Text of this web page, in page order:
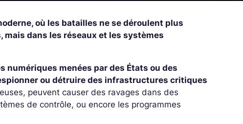
où les batailles ne se déroulent plus
dans les réseaux et les systèmes
numériques menées par des États ou des
ou détruire des infrastructures critiques
peuvent causer des ravages dans des
de contrôle, ou encore les programmes